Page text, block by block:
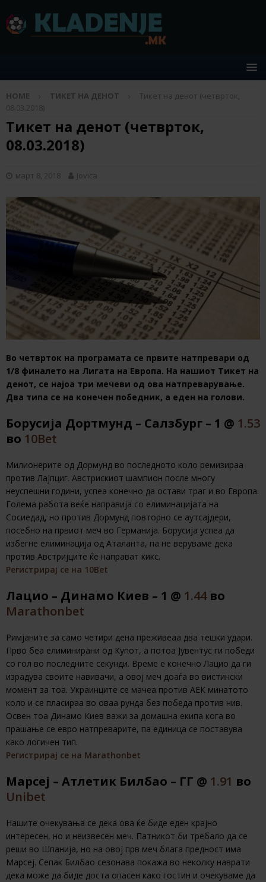
HOME ТИКЕТ НА ДЕНОТ
Тикет на денот (четврток,
08.03.2018)
Тикет на денот (четврток,
08.03.2018)
март 8, 2018 Jovica
Во четврток на програмата се првите натпревари од
1/8 финалето на Лигата на Европа. На нашиот Тикет на
денот, се најоа три мечеви од ова натпреварување.
Два типа се на конечен победник, а еден на голови.
Борусија Дортмунд – Салзбург – 1 @ 1.53
во 10Bet
Милионерите од Дормунд во последното коло ремизираа
против Лајпциг. Австрискиот шампион после многу
неуспешни години, успеа конечно да остави траг и во Европа.
Голема работа веќе направија со елиминацијата на
Сосиедад, но против Дормунд повторно се аутсајдери,
посебно на првиот меч во Германија. Борусија успеа да
избегне елиминација од Аталанта, па не веруваме дека
против Австријците ќе направат кикс.
Регистрирај се на 10Bet
Лацио – Динамо Киев – 1 @ 1.44во
Marathonbet
Римјаните за само четири дена преживеаа два тешки удари.
Прво беа елиминирани од Купот, а потоа Јувентус ги победи
со гол во последните секунди. Време е конечно Лацио да ги
израдува своите навивачи, а овој меч доаѓа во вистински
момент за тоа. Украинците се мачеа против АЕК минатото
коло и се пласираа во оваа рунда без победа против нив.
Освен тоа Динамо Киев важи за домашна екипа кога во
прашање се евро натпреварите, па единица се поставува
како логичен тип.
Регистрирај се на Marathonbet
Марсеј – Атлетик Билбао – ГГ @ 1.91 во
Unibet
Нашите очекувања се дека ова ќе биде еден крајно
интересен, но и неизвесен меч. Патникот би требало да се
реши во Шпанија, но на овој прв меч блага предност има
Марсеј. Сепак Билбао сезонава покажа во неколку наврати
дека може да биде доста опасен како гостин и очекуваме да